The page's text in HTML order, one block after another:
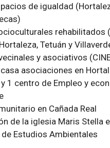
de igualdad
rehabilitados
Tetuán y
y asociativos
asociaciones en
1 centro de Empleo y
en Cañada Real
de la iglesia Maris Stella
Estudios Ambientales